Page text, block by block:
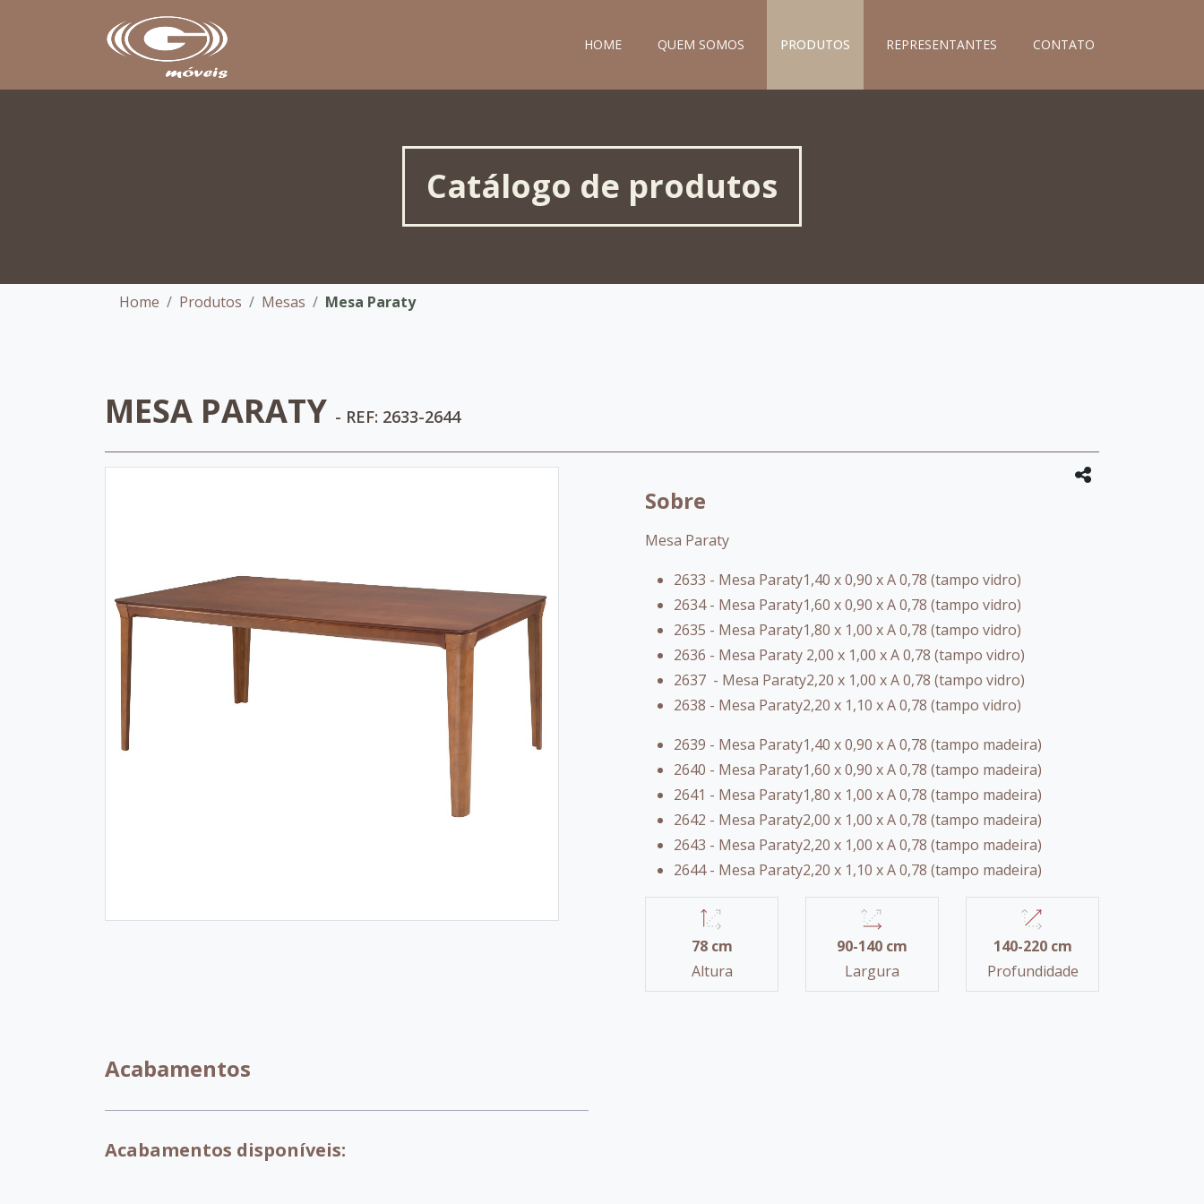
HOME QUEM SOMOS PRODUTOS REPRESENTANTES CONTATO
Catálogo de produtos
Home Produtos Mesas Mesa Paraty
MESA PARATY - REF: 2633-2644
Sobre
Mesa Paraty
2633 - Mesa Paraty1,40 x 0,90 x A 0,78 (tampo vidro)
2634 - Mesa Paraty1,60 x 0,90 x A 0,78 (tampo vidro)
2635 - Mesa Paraty1,80 x 1,00 x A 0,78 (tampo vidro)
2636 - Mesa Paraty 2,00 x 1,00 x A 0,78 (tampo vidro)
2637 - Mesa Paraty2,20 x 1,00 x A 0,78 (tampo vidro)
2638 - Mesa Paraty2,20 x 1,10 x A 0,78 (tampo vidro)
2639 - Mesa Paraty1,40 x 0,90 x A 0,78 (tampo madeira)
2640 - Mesa Paraty1,60 x 0,90 x A 0,78 (tampo madeira)
2641 - Mesa Paraty1,80 x 1,00 x A 0,78 (tampo madeira)
2642 - Mesa Paraty2,00 x 1,00 x A 0,78 (tampo madeira)
2643 - Mesa Paraty2,20 x 1,00 x A 0,78 (tampo madeira)
2644 - Mesa Paraty2,20 x 1,10 x A 0,78 (tampo madeira)
78 cm
Altura
90-140 cm
Largura
140-220 cm
Profundidade
Acabamentos
Acabamentos disponíveis: